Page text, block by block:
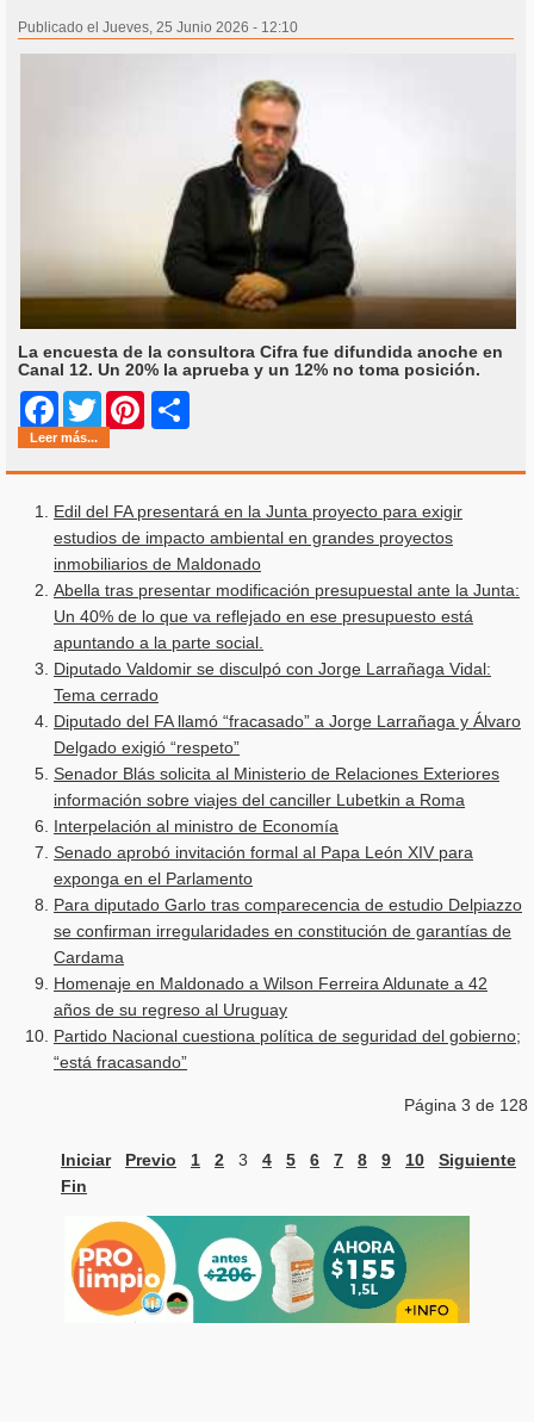
Publicado el Jueves, 25 Junio 2026 - 12:10
La encuesta de la consultora Cifra fue difundida anoche en
Canal 12. Un 20% la aprueba y un 12% no toma posición.
Facebook
Twitter Pinterest
Leer más...
Edil del FA presentará en la Junta proyecto para exigir
estudios de impacto ambiental en grandes proyectos
inmobiliarios de Maldonado
Abella tras presentar modificación presupuestal ante la Junta:
Un 40% de lo que va reflejado en ese presupuesto está
apuntando a la parte social.
Diputado Valdomir se disculpó con Jorge Larrañaga Vidal:
Tema cerrado
Diputado del FA llamó “fracasado” a Jorge Larrañaga y Álvaro
Delgado exigió “respeto”
Senador Blás solicita al Ministerio de Relaciones Exteriores
información sobre viajes del canciller Lubetkin a Roma
Interpelación al ministro de Economía
Senado aprobó invitación formal al Papa León XIV para
exponga en el Parlamento
Para diputado Garlo tras comparecencia de estudio Delpiazzo
se confirman irregularidades en constitución de garantías de
Cardama
Homenaje en Maldonado a Wilson Ferreira Aldunate a 42
años de su regreso al Uruguay
Partido Nacional cuestiona política de seguridad del gobierno;
“está fracasando”
Página 3 de 128
Iniciar Previo 1 2 3 4 5 6 7 8 9 10
Siguiente
Fin